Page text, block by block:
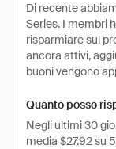
Di recente
Series. I membri
risparmiare sul
ancora attivi,
buoni vengono
Quanto posso
Negli ultimi 30
media $27.92 su